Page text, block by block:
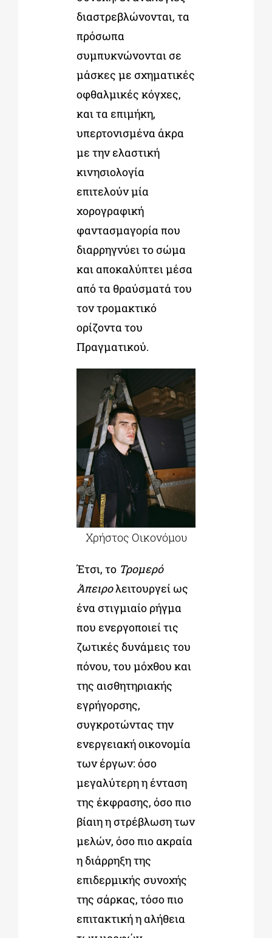
διαστρεβλώνονται, τα
πρόσωπα
συμπυκνώνονται σε
μάσκες με σχηματικές
οφθαλμικές κόγχες,
και τα επιμήκη,
υπερτονισμένα άκρα
με την ελαστική
κινησιολογία
επιτελούν μία
χορογραφική
φαντασμαγορία που
διαρρηγνύει το σώμα
και αποκαλύπτει μέσα
από τα θραύσματά του
τον τρομακτικό
ορίζοντα του
Πραγματικού.
Χρήστος Οικονόμου
Έτσι, το Τρομερό
Άπειρολειτουργεί ως
ένα στιγμιαίο ρήγμα
που ενεργοποιεί τις
ζωτικές δυνάμεις του
πόνου, του μόχθου και
της αισθητηριακής
εγρήγορσης,
συγκροτώντας την
ενεργειακή οικονομία
των έργων: όσο
μεγαλύτερη η ένταση
της έκφρασης, όσο πιο
βίαιη η στρέβλωση των
μελών, όσο πιο ακραία
η διάρρηξη της
επιδερμικής συνοχής
της σάρκας, τόσο πιο
επιτακτική η αλήθεια